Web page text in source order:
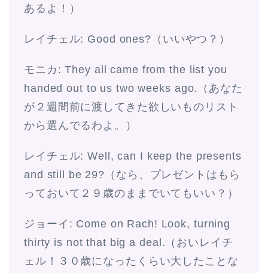
あるよ！）
レイチェル: Good ones?（いいやつ？）
モニカ: They all came from the list you
handed out to us two weeks ago.（あなた
が２週間前に渡してきた欲しいものリスト
から選んでるわよ。）
レイチェル: Well, can I keep the presents
and still be 29?（なら、プレゼントはもら
っておいて２９歳のままでいてもいい？）
ジョーイ: Come on Rach! Look, turning
thirty is not that big a deal.（おいレイチ
ェル！３０歳になったくらい大したことな